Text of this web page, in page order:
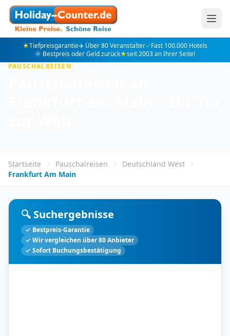
★Tiefpreisgarantie✈️ Über 80 Veranstalter✓Fast 100.000 Hotels
🌞 Bestpreis oder Geld zurück★seit 2003 an Ihrer Seite!
PAUSCHALREISEN
Startseite Pauschalreisen
Deutschland West
Frankfurt Am Main
🔍 Suchergebnisse
✓ Bestpreis-Garantie
✓ Wir vergleichen über 80 Anbieter
✓ Sofort Buchungsbestätigung